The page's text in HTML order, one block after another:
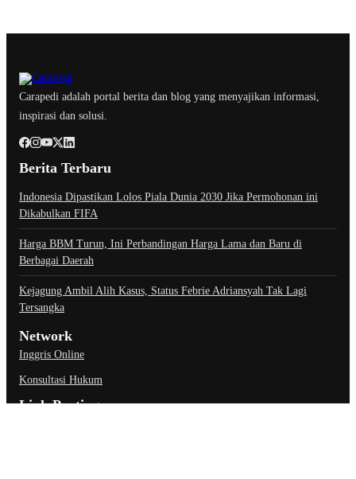
Carapedi adalah portal berita dan blog yang menyajikan informasi,
inspirasi dan solusi.
Berita Terbaru
Indonesia Dipastikan Lolos Piala Dunia 2030 Jika Permohonan ini
Dikabulkan FIFA
Harga BBM Turun, Ini Perbandingan Harga Lama dan Baru di
Berbagai Daerah
Kejagung Ambil Alih Kasus, Status Febrie Adriansyah Tak Lagi
Tersangka
Network
Inggris Online
Konsultasi Hukum
Link Penting